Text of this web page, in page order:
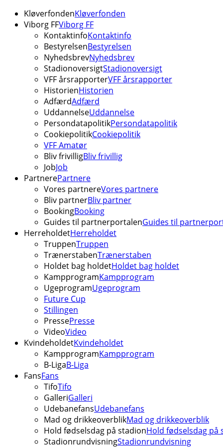
KløverfondenKløverfonden
Viborg FFViborg FF
KontaktinfoKontaktinfo
BestyrelsenBestyrelsen
NyhedsbrevNyhedsbrev
StadionoversigtStadionoversigt
VFF årsrapporterVFF årsrapporter
HistorienHistorien
AdfærdAdfærd
UddannelseUddannelse
PersondatapolitikPersondatapolitik
CookiepolitikCookiepolitik
VFF Amatør
Bliv frivilligBliv frivillig
JobJob
PartnerePartnere
Vores partnereVores partnere
Bliv partnerBliv partner
BookingBooking
Guides til partnerportalenGuides til
HerreholdetHerreholdet
TruppenTruppen
TrænerstabenTrænerstaben
Holdet bag holdetHoldet bag holdet
KampprogramKampprogram
UgeprogramUgeprogram
Future Cup
Stillingen
PressePresse
VideoVideo
KvindeholdetKvindeholdet
KampprogramKampprogram
B-LigaB-Liga
FansFans
TifoTifo
GalleriGalleri
UdebanefansUdebanefans
Mad og drikkeoverblikMad og drikkeoverblik
Hold fødselsdag på stadionHold fødselsdag på
StadionrundvisningStadionrundvisning